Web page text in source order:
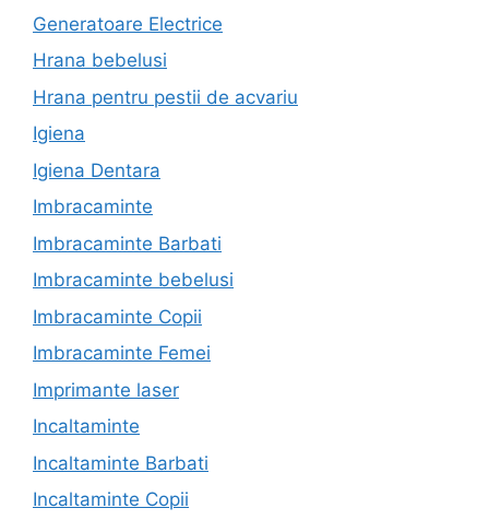
Generatoare Electrice
Hrana bebelusi
Hrana pentru pestii de acvariu
Igiena
Igiena Dentara
Imbracaminte
Imbracaminte Barbati
Imbracaminte bebelusi
Imbracaminte Copii
Imbracaminte Femei
Imprimante laser
Incaltaminte
Incaltaminte Barbati
Incaltaminte Copii